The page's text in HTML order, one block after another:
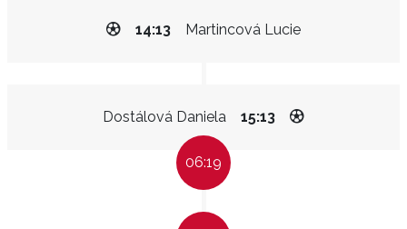
Martincová Lucie
14:13
Dostálová Daniela 15:13
06:19